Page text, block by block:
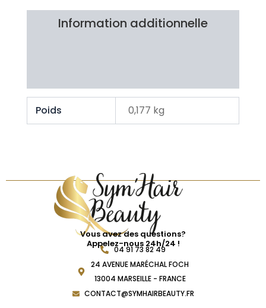
Information additionnelle
Poids 0,177 kg
Vous avez des questions?
Appelez-nous 24h/24 !
04 91 73 82 49
24 AVENUE MARÉCHAL FOCH
13004 MARSEILLE - FRANCE
CONTACT@SYMHAIRBEAUTY.FR